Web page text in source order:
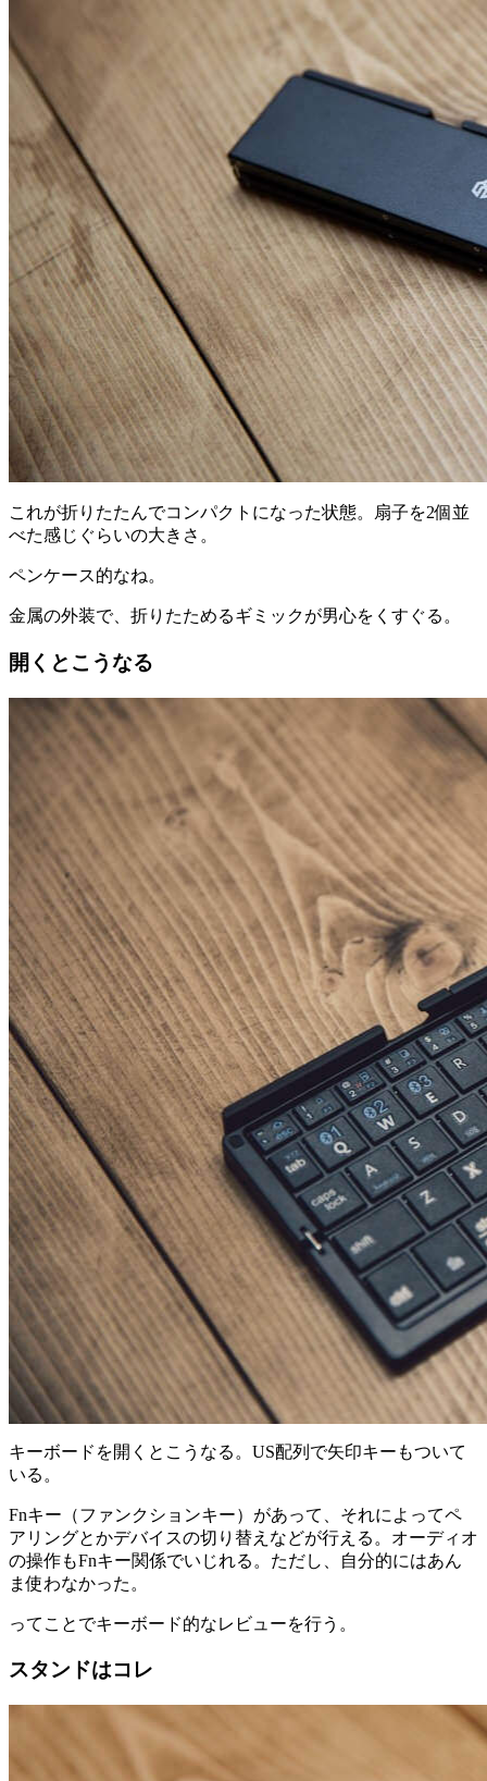
これが折りたたんでコンパクトになった状態。扇子を2個並
べた感じぐらいの大きさ。
ペンケース的なね。
金属の外装で、折りたためるギミックが男心をくすぐる。
開くとこうなる
キーボードを開くとこうなる。US配列で矢印キーもついて
いる。
Fnキー（ファンクションキー）があって、それによってペ
アリングとかデバイスの切り替えなどが行える。オーディオ
の操作もFnキー関係でいじれる。ただし、自分的にはあん
ま使わなかった。
ってことでキーボード的なレビューを行う。
スタンドはコレ